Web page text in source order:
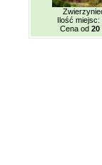
Ilość miejsc:
Cena od 20